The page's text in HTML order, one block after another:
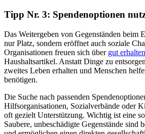
Tipp Nr. 3: Spendenoptionen
Das Weitergeben von Gegenständen beim
nur Platz, sondern eröffnet auch soziale
Organisationen freuen sich über gut
Haushaltsartikel. Anstatt Dinge zu
zweites Leben erhalten und Menschen
benötigen.
Die Suche nach passenden
Hilfsorganisationen, Sozialverbände oder
oft gezielt Unterstützung. Wichtig ist eine
Saubere, unbeschädigte Gegenstände sind